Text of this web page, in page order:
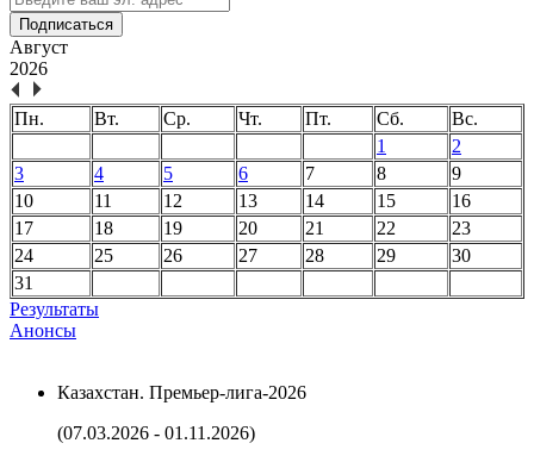
Подписаться
Август
2026
Пн. Вт. Ср. Чт. Пт. Сб.
Вс.
1
2
3
4 5 6 7 8
9
10
11 12 13 14 15
16
17
18 19 20 21 22
23
24
25 26 27 28 29
30
31
Результаты
Анонсы
Казахстан. Премьер-лига-2026
(07.03.2026 - 01.11.2026)